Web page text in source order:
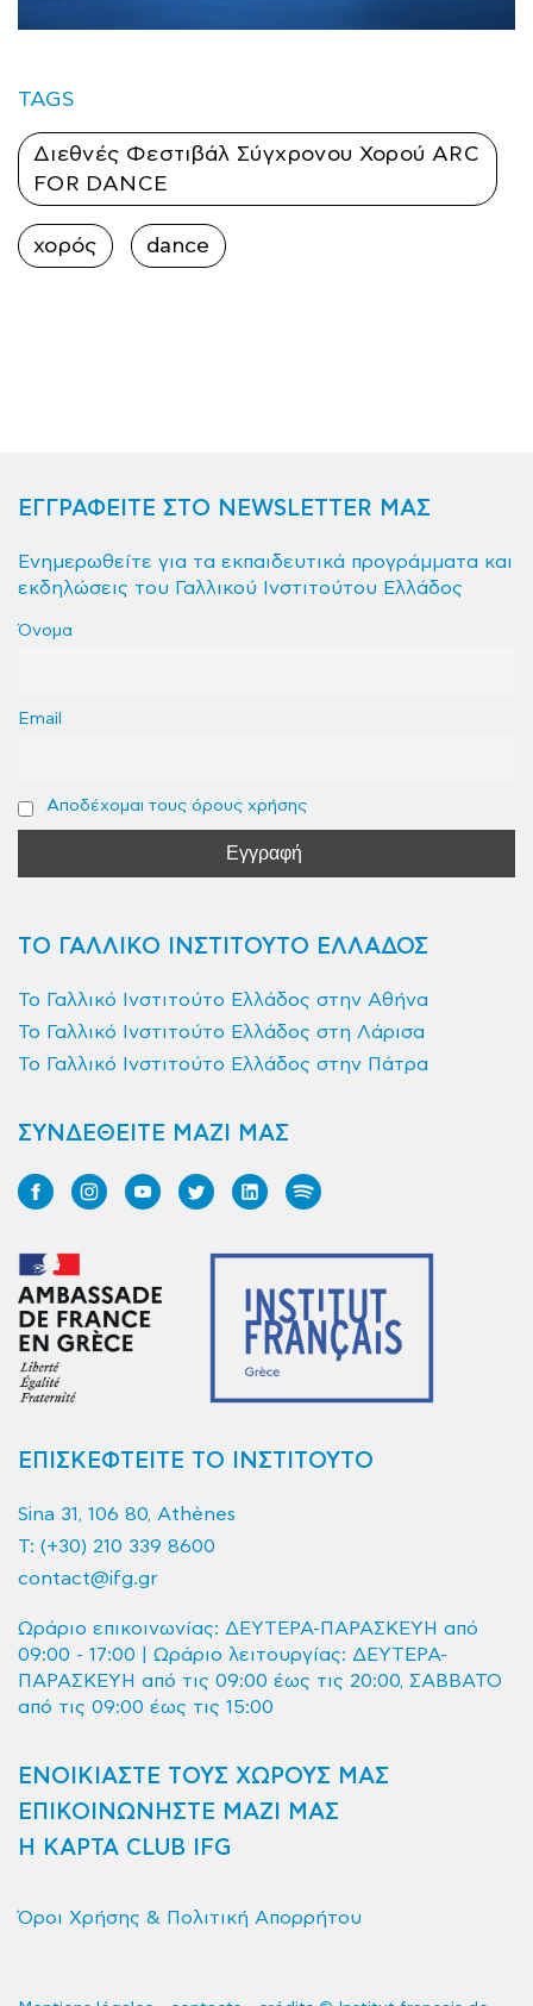
TAGS
Διεθνές Φεστιβάλ Σύγχρονου Χορού ARC
FOR DANCE
χορός dance
ΕΓΓΡΑΦΕΙΤΕ ΣΤΟ NEWSLETTER ΜΑΣ
Ενημερωθείτε για τα εκπαιδευτικά προγράμματα και
εκδηλώσεις του Γαλλικού Ινστιτούτου Ελλάδος
Όνομα
Email
Αποδέχομαι τους όρους χρήσης
ΤΟ ΓΑΛΛΙΚΟ ΙΝΣΤΙΤΟΥΤΟ ΕΛΛΑΔΟΣ
Το Γαλλικό Ινστιτούτο Ελλάδος στην Αθήνα
Το Γαλλικό Ινστιτούτο Ελλάδος στη Λάρισα
Το Γαλλικό Ινστιτούτο Ελλάδος στην Πάτρα
ΣΥΝΔΕΘΕΙΤΕ ΜΑΖΙ ΜΑΣ
ΕΠΙΣΚΕΦΤΕΙΤΕ ΤΟ ΙΝΣΤΙΤΟΥΤΟ
Sina 31, 106 80, Athènes
T: (+30) 210 339 8600
contact@ifg.gr
Ωράριο επικοινωνίας: ΔΕΥΤΕΡΑ-ΠΑΡΑΣΚΕΥΗ από
09:00 - 17:00 | Ωράριο λειτουργίας: ΔΕΥΤΕΡΑ-
ΠΑΡΑΣΚΕΥΗ από τις 09:00 έως τις 20:00, ΣΑΒΒΑΤΟ
από τις 09:00 έως τις 15:00
ΕΝΟΙΚΙΑΣΤΕ ΤΟΥΣ ΧΩΡΟΥΣ ΜΑΣ
ΕΠΙΚΟΙΝΩΝΗΣΤΕ ΜΑΖΙ ΜΑΣ
Η ΚΑΡΤΑ CLUB IFG
Όροι Χρήσης & Πολιτική Απορρήτου